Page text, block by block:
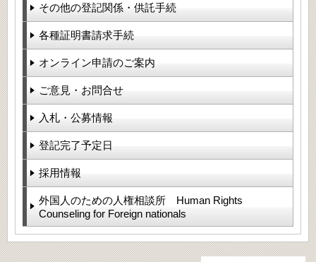
その他の登記関係・供託手続
各種証明書請求手続
オンライン申請のご案内
ご意見・お問合せ
入札・公募情報
登記完了予定日
採用情報
外国人のための人権相談所 Human Rights
Counseling for Foreign nationals